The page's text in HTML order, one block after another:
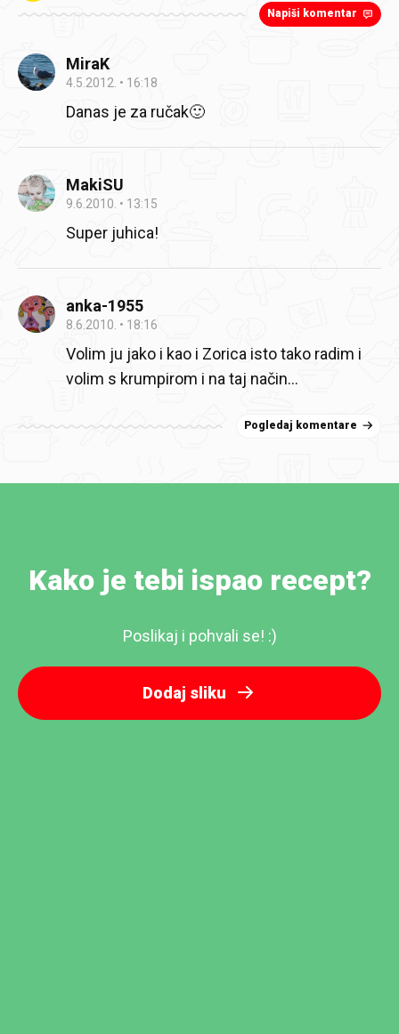
Napiši komentar
MiraK
4.5.2012. 16:18
Danas je za ručak🙂
MakiSU
9.6.2010. 13:15
Super juhica!
anka-1955
8.6.2010. 18:16
Volim ju jako i kao i Zorica isto tako radim i
volim s krumpirom i na taj način…
Pogledaj komentare
Kako je tebi ispao recept?
Poslikaj i pohvali se! :)
Dodaj sliku